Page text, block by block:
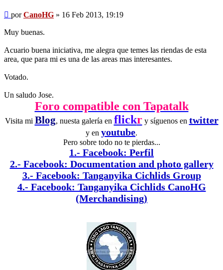
Mensaje
porCanoHG » 16 Feb 2013, 19:19
Muy buenas.
Acuario buena iniciativa, me alegra que temes las riendas de esta
area, que para mi es una de las areas mas interesantes.
Votado.
Un saludo Jose.
Foro compatible con Tapatalk
Visita mi Blog, nuesta galería en flickry síguenos en twitter
y en youtube.
Pero sobre todo no te pierdas...
1.- Facebook: Perfil
2.- Facebook: Documentation and photo gallery
3.- Facebook: Tanganyika Cichlids Group
4.- Facebook: Tanganyika Cichlids CanoHG
(Merchandising)